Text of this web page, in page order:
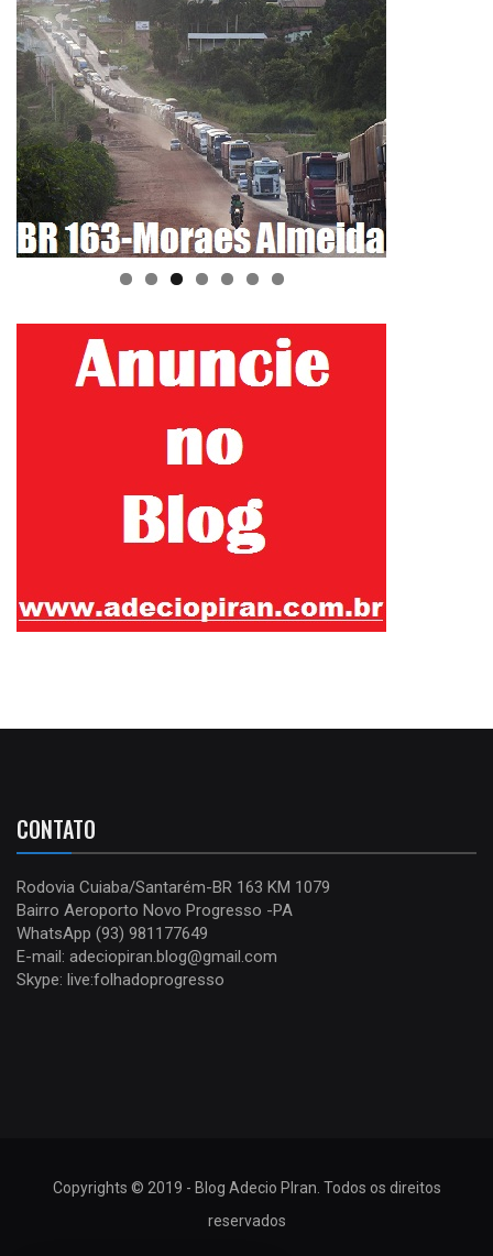
CONTATO
Rodovia Cuiaba/Santarém-BR 163 KM 1079
Bairro Aeroporto Novo Progresso -PA
WhatsApp (93) 981177649
E-mail: adeciopiran.blog@gmail.com
Skype: live:folhadoprogresso
Copyrights © 2019 - Blog Adecio PIran. Todos os direitos
reservados